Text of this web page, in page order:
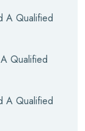
A Qualified
Qualified
A Qualified